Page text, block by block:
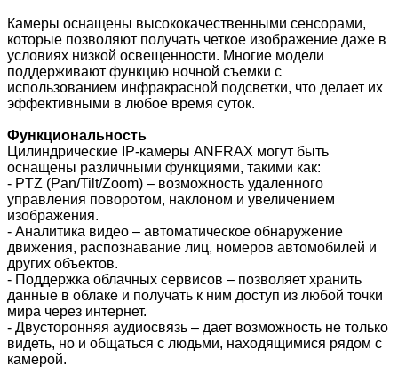
Камеры оснащены высококачественными сенсорами,
которые позволяют получать четкое изображение даже в
условиях низкой освещенности. Многие модели
поддерживают функцию ночной съемки с
использованием инфракрасной подсветки, что делает их
эффективными в любое время суток.
Функциональность
Цилиндрические IP-камеры ANFRAX могут быть
оснащены различными функциями, такими как:
- PTZ (Pan/Tilt/Zoom) – возможность удаленного
управления поворотом, наклоном и увеличением
изображения.
- Аналитика видео – автоматическое обнаружение
движения, распознавание лиц, номеров автомобилей и
других объектов.
- Поддержка облачных сервисов – позволяет хранить
данные в облаке и получать к ним доступ из любой точки
мира через интернет.
- Двусторонняя аудиосвязь – дает возможность не только
видеть, но и общаться с людьми, находящимися рядом с
камерой.